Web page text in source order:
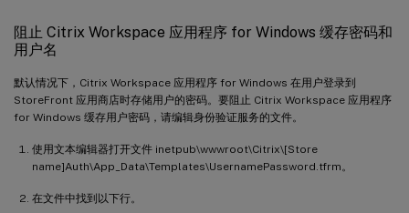
阻止 Citrix Workspace 应用程序 for Windows 缓存密码和
用户名
默认情况下，Citrix Workspace 应用程序 for Windows 在用户登录到
StoreFront 应用商店时存储用户的密码。要阻止 Citrix Workspace 应用程序
for Windows 缓存用户密码，请编辑身份验证服务的文件。
使用文本编辑器打开文件 inetpub\wwwroot\Citrix\[Store
name]Auth\App_Data\Templates\UsernamePassword.tfrm。
在文件中找到以下行。